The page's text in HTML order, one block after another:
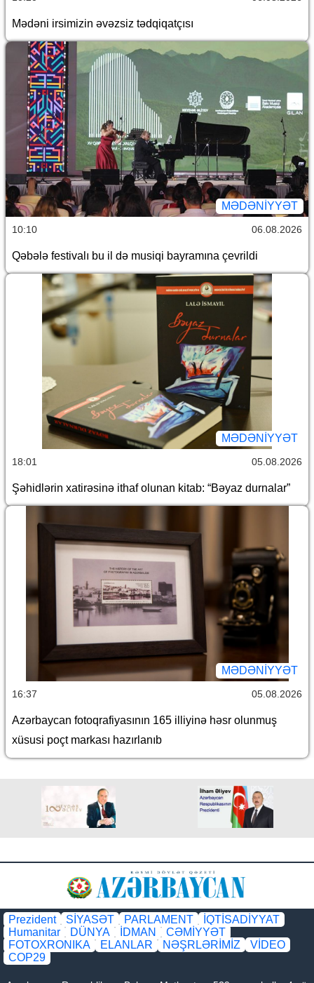
Mədəni irsimizin əvəzsiz tədqiqatçısı
MƏDƏNIYYƏT
10:10 06.08.2026
Qəbələ festivalı bu il də musiqi bayramına çevrildi
MƏDƏNIYYƏT
18:01 05.08.2026
Şəhidlərin xatirəsinə ithaf olunan kitab: “Bəyaz durnalar”
MƏDƏNIYYƏT
16:37 05.08.2026
Azərbaycan fotoqrafiyasının 165 illiyinə həsr olunmuş
xüsusi poçt markası hazırlanıb
Prezident SİYASƏT PARLAMENT
İQTİSADİYYAT
Humanitar
DÜNYA İDMAN
CƏMİYYƏT
FOTOXRONIKA
ELANLAR NƏŞRLƏRİMİZ
VİDEO
COP29